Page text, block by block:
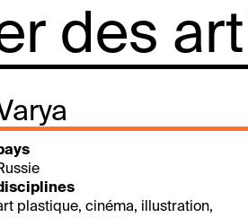
des
plastique, cinéma, illustration,